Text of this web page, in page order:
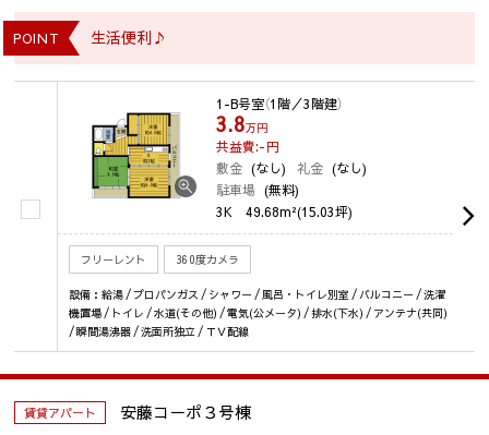
POINT 生活便利♪
1-B号室（1階／3階建）
3.8万円
共益費:-円
敷金 (なし) 礼金 (なし)
駐車場 (無料)
3K 49.68m²(15.03坪)
フリーレント 360度カメラ
設備：給湯 / プロパンガス / シャワー / 風呂・トイレ別室 / バルコニー / 洗濯
機置場 / トイレ / 水道(その他) / 電気(公メータ) / 排水(下水) / アンテナ(共同)
/ 瞬間湯沸器 / 洗面所独立 / ＴＶ配線
賃貸アパート 安藤コ－ポ３号棟